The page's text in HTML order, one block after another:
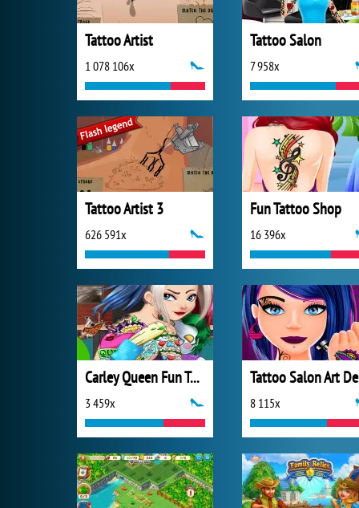
Tattoo Artist
1 078 106x
Tattoo Salon
7 958x
Tattoo Artist 3
626 591x
Fun Tattoo Shop
16 396x
Carley Queen Fun Tattoo
3 459x 8 115x